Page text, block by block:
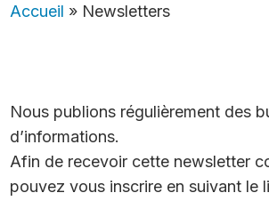
Accueil » Newsletters
Nous publions régulièrement des
d’informations.
Afin de recevoir cette newsletter
pouvez vous inscrire en suivant le